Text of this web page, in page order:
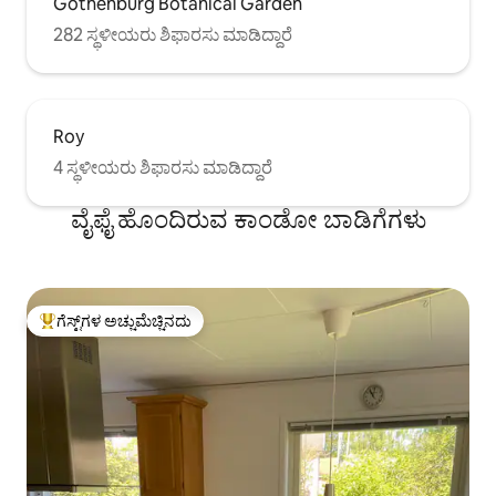
282 ಸ್ಥಳೀಯರು ಶಿಫಾರಸು ಮಾಡಿದ್ದಾರೆ
Roy
4 ಸ್ಥಳೀಯರು ಶಿಫಾರಸು ಮಾಡಿದ್ದಾರೆ
ವೈಫೈ ಹೊಂದಿರುವ ಕಾಂಡೋ ಬಾಡಿಗೆಗಳು
ಗೆಸ್ಟ್‌ಗಳಿಗೆ ಅತಿ ಹೆಚ್ಚು ಅಚ್ಚುಮೆಚ್ಚಿನದು
ಗೆಸ್ಟ್‌ಗಳ ಅಚ್ಚುಮೆಚ್ಚಿನದು